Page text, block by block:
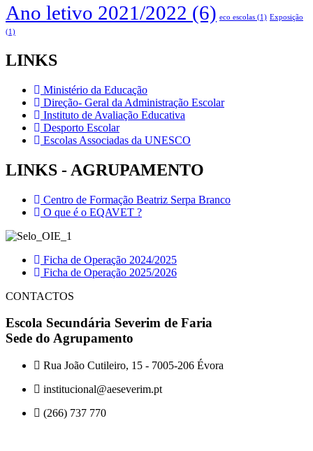
Ano letivo 2021/2022 (6) eco escolas (1) Exposição
(1)
LINKS
Ministério da Educação
Direção- Geral da Administração Escolar
Instituto de Avaliação Educativa
Desporto Escolar
Escolas Associadas da UNESCO
LINKS - AGRUPAMENTO
Centro de Formação Beatriz Serpa Branco
O que é o EQAVET ?
Ficha de Operação 2024/2025
Ficha de Operação 2025/2026
CONTACTOS
Escola Secundária Severim de Faria
Sede do Agrupamento
Rua João Cutileiro, 15 - 7005-206 Évora
institucional@aeseverim.pt
(266) 737 770